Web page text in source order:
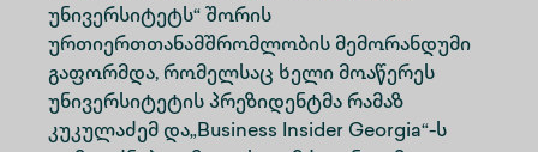
უნივერსიტეტს“ შორის
ურთიერთთანამშრომლობის მემორანდუმი
გაფორმდა, რომელსაც ხელი მოაწერეს
უნივერსიტეტის პრეზიდენტმა რამაზ
კუკულაძემ და„Business Insider Georgia“-ს